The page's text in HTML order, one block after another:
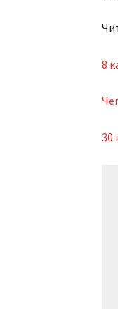
8
30